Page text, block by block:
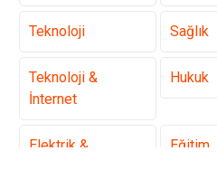
Teknoloji Sağlık
Teknoloji &
İnternet
Hukuk
Elektrik &
Eğitim